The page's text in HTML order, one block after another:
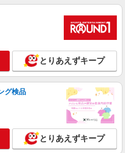
波市 勤務詳細：丹波市 通勤方法：徒
/電車/バイク 最寄り駅：黒井駅から車
詳細を見る
西第三CU AGT丹波エリア MP氷上
円〜 月収例：266,000円（時給
稼働＋各種手当）
市 勤務詳細：丹波市 通勤方法：徒
バイク 最寄り駅：石生駅から車11分
とりあえずキープ
グ検品
とりあえずキープ